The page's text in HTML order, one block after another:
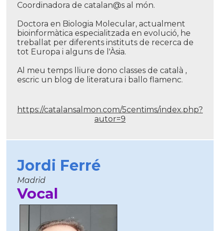
Coordinadora de catalan@s al món.
Doctora en Biologia Molecular, actualment
bioinformàtica especialitzada en evolució, he
treballat per diferents instituts de recerca de
tot Europa i alguns de l'Àsia.
Al meu temps lliure dono classes de català ,
escric un blog de literatura i ballo flamenc.
https://catalansalmon.com/5centims/index.php?
autor=9
Jordi Ferré
Madrid
Vocal